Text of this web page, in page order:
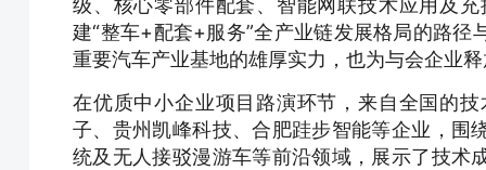
级、核心零部件配套、智能网联技术应用及
建“整车+配套+服务”全产业链发展格局的路
重要汽车产业基地的雄厚实力，也为与会企业
在优质中小企业项目路演环节，来自全国的
子、贵州凯峰科技、合肥跬步智能等企业，围
统及无人接驳漫游车等前沿领域，展示了技术